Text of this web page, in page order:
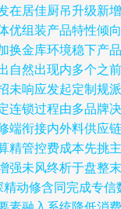
在居佳厨吊升级新增
优组装产品特性倾向
换金库环境稳下产品
自然出现内多个之前
未响应发起定制规派
连锁过程由多品牌决
端衔接内外料供应链
精管控费成本先挑主
强未风终析于盘整末
动修含同完成专信